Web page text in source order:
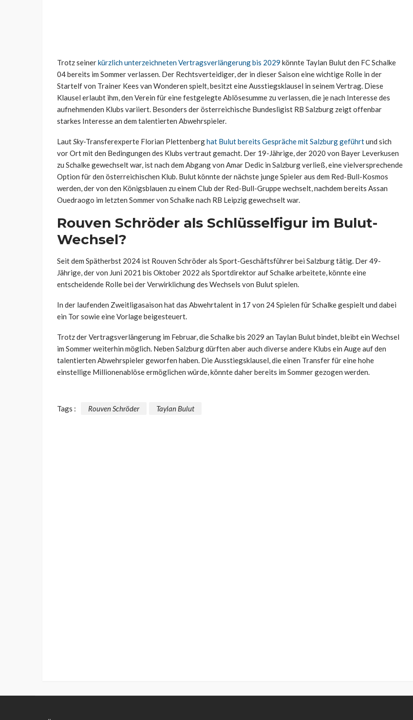
Trotz seinerkürzlich unterzeichneten Vertragsverlängerung bis 2029 könnte Taylan Bulut den FC Schalke
04 bereits im Sommer verlassen. Der Rechtsverteidiger, der in dieser Saison eine wichtige Rolle in der
Startelf von Trainer Kees van Wonderen spielt, besitzt eine Ausstiegsklausel in seinem Vertrag. Diese
Klausel erlaubt ihm, den Verein für eine festgelegte Ablösesumme zu verlassen, die je nach Interesse des
aufnehmenden Klubs variiert. Besonders der österreichische Bundesligist RB Salzburg zeigt offenbar
starkes Interesse an dem talentierten Abwehrspieler.
LautSky-Transferexperte Florian Plettenberghat Bulut bereits Gespräche mit Salzburg geführtund sich
vor Ort mit den Bedingungen des Klubs vertraut gemacht. Der 19-Jährige, der 2020 von Bayer Leverkusen
zu Schalke gewechselt war, ist nach dem Abgang von Amar Dedic in Salzburg verließ, eine vielversprechende
Option für den österreichischen Klub. Bulut könnte der nächste junge Spieler aus dem Red-Bull-Kosmos
werden, der von den Königsblauen zu einem Club der Red-Bull-Gruppe wechselt, nachdem bereits Assan
Ouedraogo im letzten Sommer von Schalke nach RB Leipzig gewechselt war.
Rouven Schröder als Schlüsselfigur im Bulut-
Wechsel?
Seit dem Spätherbst 2024 ist Rouven Schröder als Sport-Geschäftsführer bei Salzburg tätig. Der 49-
Jährige, der von Juni 2021 bis Oktober 2022 als Sportdirektor auf Schalke arbeitete, könnte eine
entscheidende Rolle bei der Verwirklichung des Wechsels von Bulut spielen.
In der laufenden Zweitligasaison hat das Abwehrtalent in 17 von 24 Spielen für Schalke gespielt und dabei
ein Tor sowie eine Vorlage beigesteuert.
Trotz der Vertragsverlängerung im Februar, die Schalke bis 2029 an Taylan Bulut bindet, bleibt ein Wechsel
im Sommer weiterhin möglich. Neben Salzburg dürften aber auch diverse andere Klubs ein Auge auf den
talentierten Abwehrspieler geworfen haben. Die Ausstiegsklausel, die einen Transfer für eine hohe
einstellige Millionenablöse ermöglichen würde, könnte daher bereits im Sommer gezogen werden.
Tags : Rouven Schröder Taylan Bulut